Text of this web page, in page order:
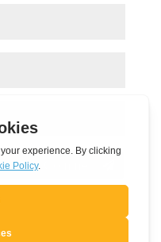
Submit Comment